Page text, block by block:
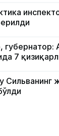
губернатор:
7
Сильванинг